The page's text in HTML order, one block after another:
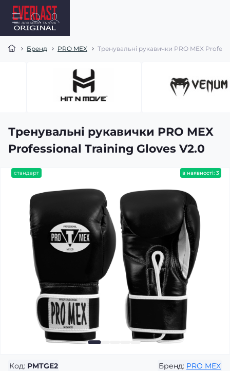
Бренд PRO MEX Тренувальні рукавички PRO MEX
Тренувальні рукавички PRO MEX
Professional Training Gloves V2.0
стандарт в наявності: 3
Код: PMTGE2 Бренд: PRO MEX